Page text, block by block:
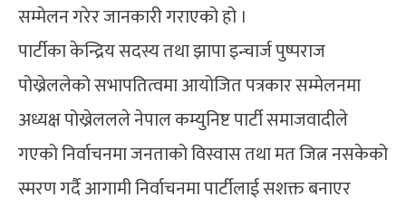
सम्मेलन गरेर जानकारी गराएको हो ।
पार्टीका केन्द्रिय सदस्य तथा झापा इन्चार्ज पुष्पराज
पोख्रेललेको सभापतित्वमा आयोजित पत्रकार सम्मेलनमा
अध्यक्ष पोख्रेललले नेपाल कम्युनिष्ट पार्टी समाजवादीले
गएको निर्वाचनमा जनताको विस्वास तथा मत जित्न नसकेको
स्मरण गर्दै आगामी निर्वाचनमा पार्टीलाई सशक्त बनाएर